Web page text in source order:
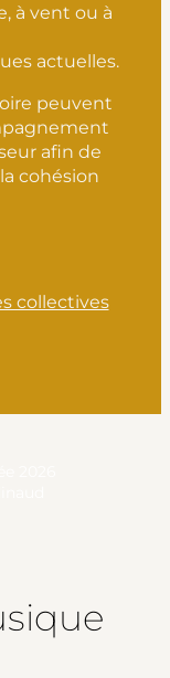
à vent ou à
actuelles.
peuvent
afin de
cohésion
collectives